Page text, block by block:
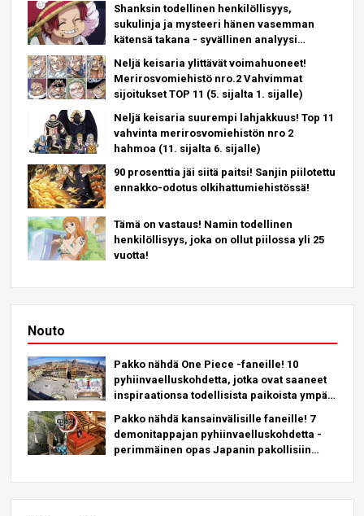
Shanksin todellinen henkilöllisyys,
sukulinja ja mysteeri hänen vasemman
kätensä takana - syvällinen analyysi
Neljä keisaria ylittävät voimahuoneet!
Merirosvomiehistö nro.2 Vahvimmat
sijoitukset TOP 11 (5. sijalta 1. sijalle)
Neljä keisaria suurempi lahjakkuus! Top 11
vahvinta merirosvomiehistön nro 2
hahmoa (11. sijalta 6. sijalle)
90 prosenttia jäi siitä paitsi! Sanjin piilotettu
ennakko-odotus olkihattumiehistössä!
Tämä on vastaus! Namin todellinen
henkilöllisyys, joka on ollut piilossa yli 25
vuotta!
Nouto
Pakko nähdä One Piece -faneille! 10
pyhiinvaelluskohdetta, jotka ovat saaneet
inspiraationsa todellisista paikoista ympäri
Pakko nähdä kansainvälisille faneille! 7
demonitappajan pyhiinvaelluskohdetta -
perimmäinen opas Japanin pakollisiin